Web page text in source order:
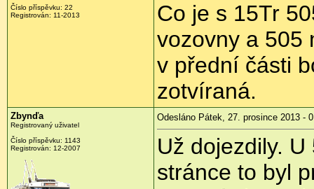
Číslo příspěvku: 22
Registrován: 11-2013
Co je s 15Tr
vozovny a 505
v přední části
zotvíraná.
Zbynďa
Registrovaný uživatel
Číslo příspěvku: 1143
Registrován: 12-2007
Odesláno Pátek, 27. prosince 2013 -
Už dojezdily.
stránce to byl